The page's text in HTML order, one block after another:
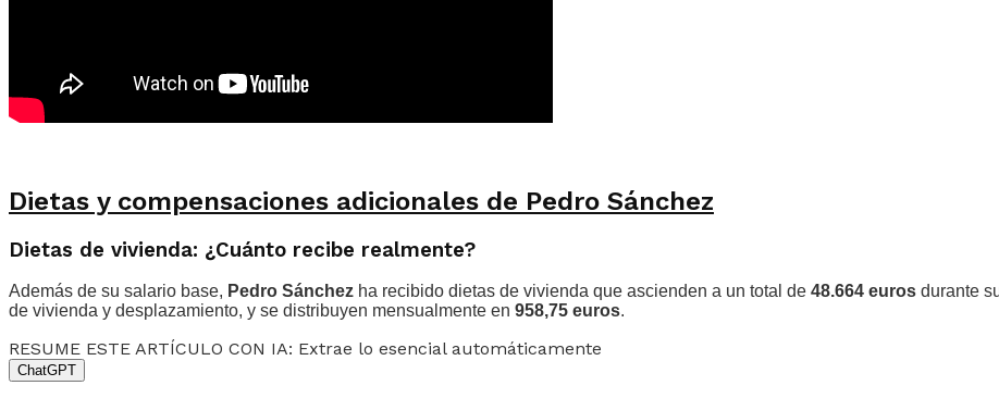
Dietas y compensaciones adicionales de Pedro Sánchez
Dietas de vivienda: ¿Cuánto recibe realmente?
Además de su salario base, Pedro Sánchez ha recibido dietas de vivienda que ascienden a un total de 48.664 euros durante
de vivienda y desplazamiento, y se distribuyen mensualmente en 958,75 euros.
RESUME ESTE ARTÍCULO CON IA: Extrae lo esencial automáticamente
ChatGPT